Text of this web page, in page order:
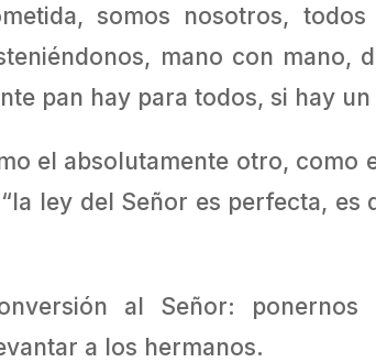
somos nosotros, todos
mano con mano,
pan hay para todos, si hay
el absolutamente otro, como
ley del Señor es perfecta, es
al Señor:
a los hermanos.